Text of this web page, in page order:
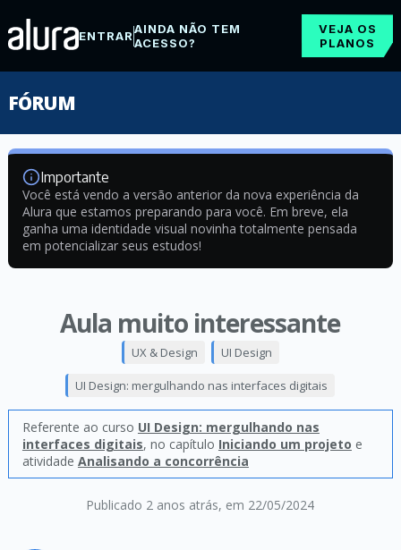
ENTRARAINDA NÃO TEM
ACESSO?
VEJA OS
PLANOS
FÓRUM
Importante
Você está vendo a versão anterior da nova experiência da
Alura que estamos preparando para você. Em breve, ela
ganha uma identidade visual novinha totalmente pensada
em potencializar seus estudos!
Aula muito interessante
Publicado 2 anos atrás, em 22/05/2024
UX & Design UI Design
UI Design: mergulhando nas interfaces digitais
Referente ao curso UI Design: mergulhando nas
interfaces digitais, no capítulo Iniciando um projeto e
atividade Analisando a concorrência